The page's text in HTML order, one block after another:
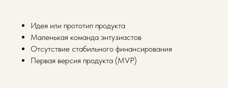
Идея или прототип продукта
Маленькая команда энтузиастов
Отсутствие стабильного финансирования
Первая версия продукта (MVP)